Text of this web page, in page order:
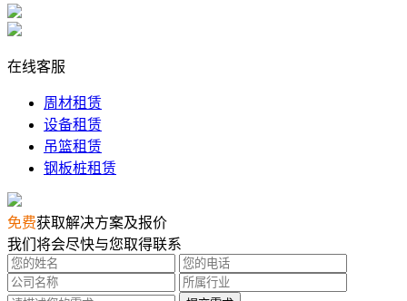
在线客服
周材租赁
设备租赁
吊篮租赁
钢板桩租赁
免费获取解决方案及报价
我们将会尽快与您取得联系